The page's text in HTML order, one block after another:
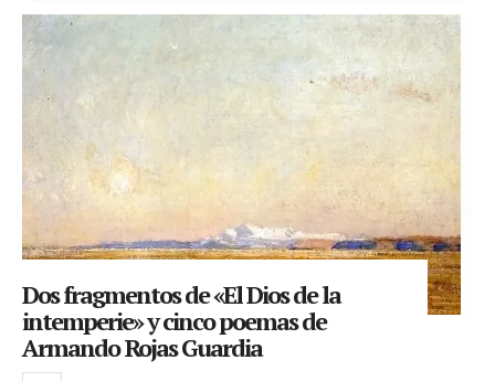
Dos fragmentos de «El Dios de la
intemperie» y cinco poemas de
Armando Rojas Guardia